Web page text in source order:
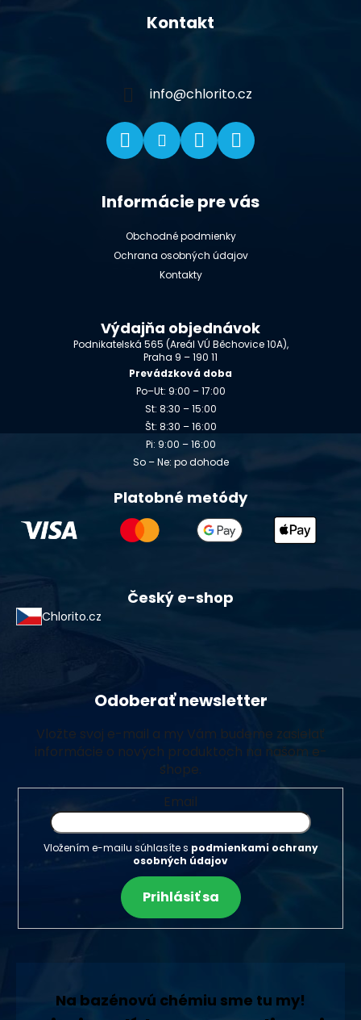
Kontakt
info@chlorito.cz
Informácie pre vás
Obchodné podmienky
Ochrana osobných údajov
Kontakty
Výdajňa objednávok
Podnikatelská 565 (Areál VÚ Běchovice 10A),
Praha 9 – 190 11
Prevádzková doba
Po–Ut: 9:00 – 17:00
St: 8:30 – 15:00
Št: 8:30 – 16:00
Pi: 9:00 – 16:00
So – Ne: po dohode
Platobné metódy
Český e-shop
Chlorito.cz
Odoberať newsletter
Vložte svoj e-mail a my Vám budeme zasielať
informácie o nových produktoch na našom e-
shope.
Email
Vložením e-mailu súhlasíte s podmienkami ochrany
osobných údajov
Prihlásiť sa
Na bazénovú chémiu sme tu my!